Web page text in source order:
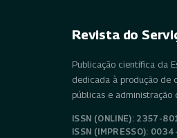
Revista do
Publicação científica da
dedicada à produção de
públicas e administração
ISSN (ONLINE): 2357-
ISSN (IMPRESSO):